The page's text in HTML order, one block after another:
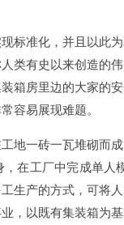
标准化，并且以此
类有史以来创造的
箱房里边的大家的
容易展现难题。
地一砖一瓦堆砌而
在工厂中完成单人
生产的方式，可将
，以既有集装箱为